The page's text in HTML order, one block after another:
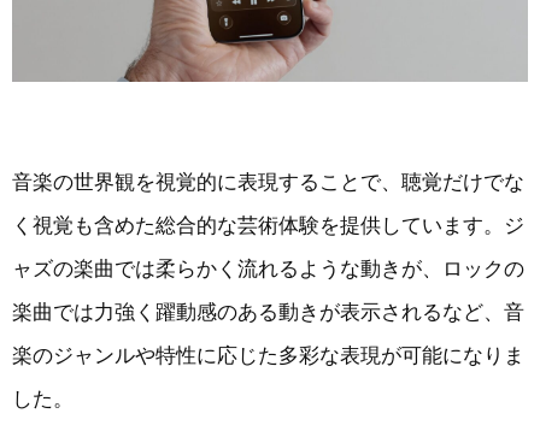
音楽の世界観を視覚的に表現することで、聴覚だけでな
く視覚も含めた総合的な芸術体験を提供しています。ジ
ャズの楽曲では柔らかく流れるような動きが、ロックの
楽曲では力強く躍動感のある動きが表示されるなど、音
楽のジャンルや特性に応じた多彩な表現が可能になりま
した。